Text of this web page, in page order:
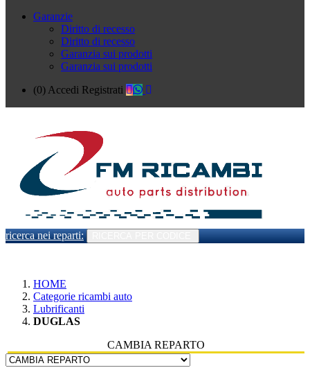
Garanzie
Diritto di recesso
Diritto di recesso
Garanzia sui prodotti
Garanzia sui prodotti
(0) Accedi Registrati
ricerca nei reparti:
HOME
Categorie ricambi auto
Lubrificanti
DUGLAS
CAMBIA REPARTO